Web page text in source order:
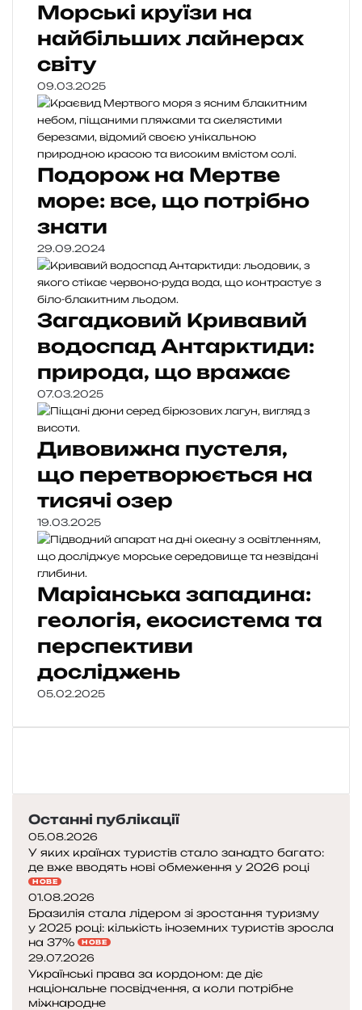
Морські круїзи на
найбільших лайнерах
світу
09.03.2025
Подорож на Мертве
море: все, що потрібно
знати
29.09.2024
Загадковий Кривавий
водоспад Антарктиди:
природа, що вражає
07.03.2025
Дивовижна пустеля,
що перетворюється на
тисячі озер
19.03.2025
Маріанська западина:
геологія, екосистема та
перспективи
досліджень
05.02.2025
Останні публікації
05.08.2026
У яких країнах туристів стало занадто багато:
де вже вводять нові обмеження у 2026 році
НОВЕ
01.08.2026
Бразилія стала лідером зі зростання туризму
у 2025 році: кількість іноземних туристів зросла
на 37%
НОВЕ
29.07.2026
Українські права за кордоном: де діє
національне посвідчення, а коли потрібне
міжнародне